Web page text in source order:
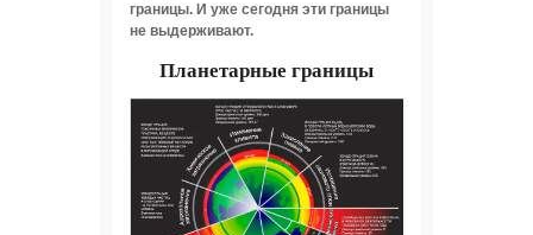
границы. И уже сегодня эти границы
не выдерживают.
Планетарные границы